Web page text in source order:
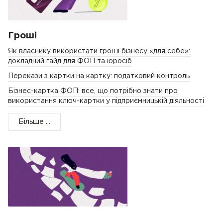
Гроші
Як власнику використати гроші бізнесу «для себе»:
докладний гайд для ФОП та юросіб
Перекази з картки на картку: податковий контроль
Бізнес-картка ФОП: все, що потрібно знати про
використання ключ-картки у підприємницькій діяльності
Більше ...